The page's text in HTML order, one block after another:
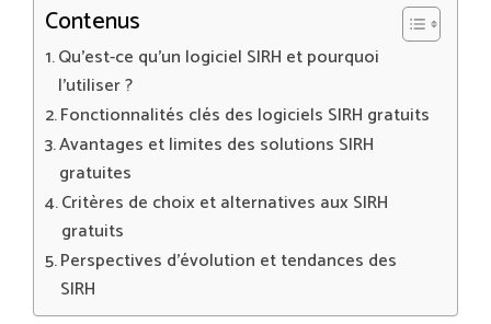
Contenus
Qu’est-ce qu’un logiciel SIRH et pourquoi
l’utiliser ?
Fonctionnalités clés des logiciels SIRH gratuits
Avantages et limites des solutions SIRH
gratuites
Critères de choix et alternatives aux SIRH
gratuits
Perspectives d’évolution et tendances des
SIRH